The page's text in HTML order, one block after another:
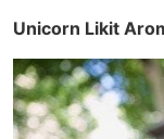
Unicorn Likit